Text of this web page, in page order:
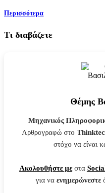
Περισσότερα
Τι διαβάζετε
Θέμης
Μηχανικός
Αρθρογραφώ στο
στόχο να είναι
Ακολουθήστε μεστα
για να ενημερώνεστε